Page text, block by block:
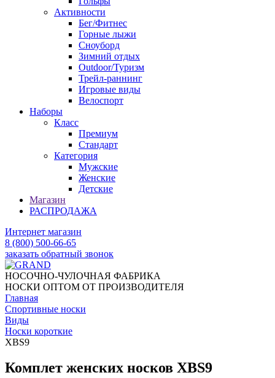
Активности
Бег/Фитнес
Горные лыжи
Сноуборд
Зимний отдых
Outdoor/Туризм
Трейл-раннинг
Игровые виды
Велоспорт
Наборы
Класс
Премиум
Стандарт
Категория
Мужские
Женские
Детские
Магазин
РАСПРОДАЖА
Интернет магазин
8 (800) 500-66-65
заказать обратный звонок
НОСОЧНО-ЧУЛОЧНАЯ ФАБРИКА
НОСКИ ОПТОМ ОТ ПРОИЗВОДИТЕЛЯ
Главная
Спортивные носки
Виды
Носки короткие
XBS9
Комплет женских носков XBS9